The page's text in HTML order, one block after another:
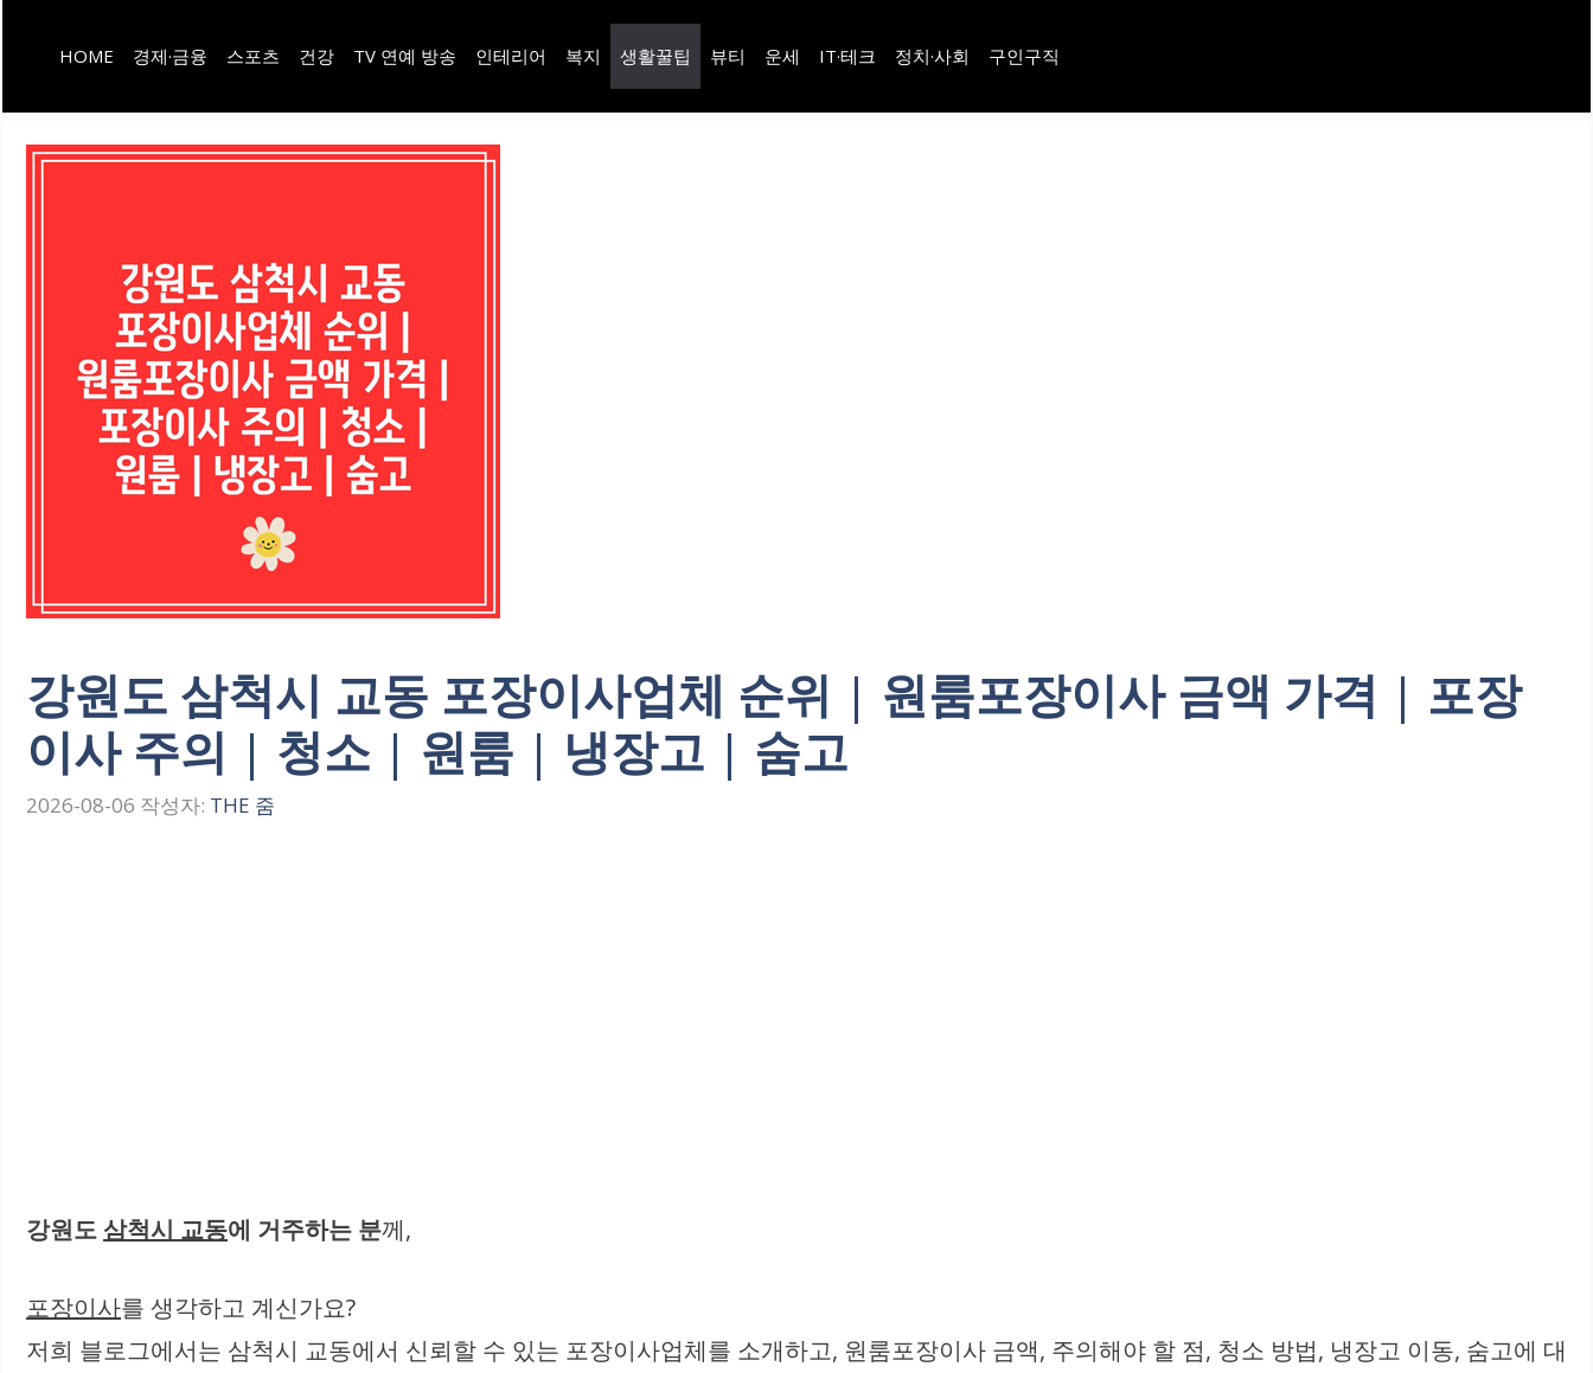
츠
HOME 경제·금융 스포츠 건강 TV 연예 방송 인테리어 복지 생활꿀팁 뷰티 운세 IT·테크 정치·사회 구인구직
강원도 삼척시 교동 포장이사업체 순위 | 원룸포장이사 금액 가격 | 포장
이사 주의 | 청소 | 원룸 | 냉장고 | 숨고
2026-08-06 작성자: THE 줌
강원도삼척시 교동에 거주하는 분께,
포장이사를 생각하고 계신가요?
저희 블로그에서는 삼척시 교동에서 신뢰할 수 있는 포장이사업체를 소개하고, 원룸포장이사 금액, 주의해야 할 점, 청소 방법, 냉장고 이동, 숨고에 대